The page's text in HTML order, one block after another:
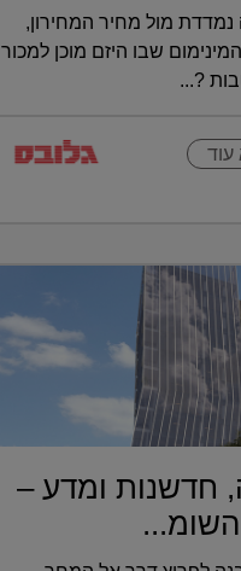
מול מחיר המחירון,
שבו היזם מוכן למכור
?...
עוד
חדשנות ומדע –